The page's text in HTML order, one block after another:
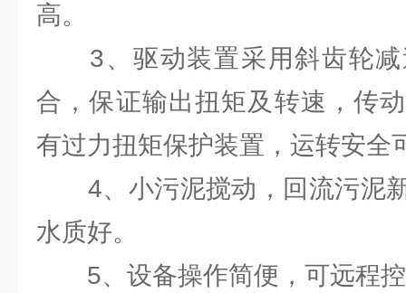
高。
3、驱动装置采用斜齿轮减
合，保证输出扭矩及转速，传
有过力扭矩保护装置，运转安全
4、小污泥搅动，回流污泥
水质好。
5、设备操作简便，可远程控